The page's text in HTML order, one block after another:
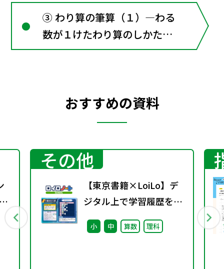
③ わり算の筆算（１）―わる
数が１けたわり算のしかたを
考えよう
おすすめの資料
その他
【東京書籍×LoiLo】デ
ジタル上で学習履歴を整
理する学びのポートフォ
リオ「ロイログ」で活用
小 中 算数 理科